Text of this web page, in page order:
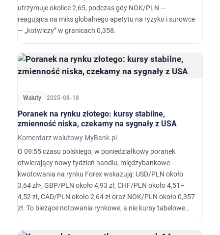
utrzymuje okolice 2,65, podczas gdy NOK/PLN —
reagująca na miks globalnego apetytu na ryzyko i surowce
— „kotwiczy” w granicach 0,358.
Waluty 2025-08-18
Poranek na rynku złotego: kursy stabilne,
zmienność niska, czekamy na sygnały z USA
Komentarz walutowy MyBank.pl
O 09:55 czasu polskiego, w poniedziałkowy poranek
otwierający nowy tydzień handlu, międzybankowe
kwotowania na rynku Forex wskazują: USD/PLN około
3,64 zł>, GBP/PLN około 4,93 zł, CHF/PLN około 4,51–
4,52 zł, CAD/PLN około 2,64 zł oraz NOK/PLN około 0,357
zł. To bieżące notowania rynkowe, a nie kursy tabelowe
przedział dla USD/PLN rzędu 3,63–3,64, co potwierdza